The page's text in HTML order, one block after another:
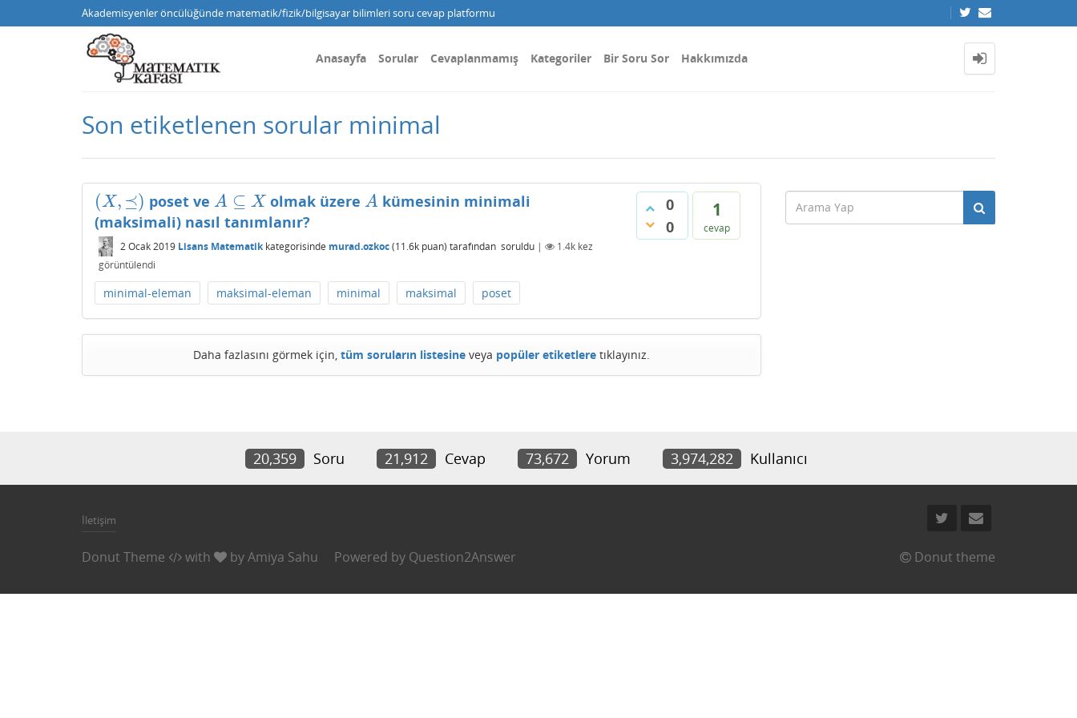
Akademisyenler öncülüğünde matematik/fizik/bilgisayar bilimleri soru cevap platformu
Anasayfa Sorular Cevaplanmamış Kategoriler Bir Soru Sor Hakkımızda
Son etiketlenen sorular minimal
0
0
1
cevap
(X, ⪯)
(X,⪯ poset ve A ⊆ X
A⊆X olmak üzereA
A kümesinin minimali
(maksimali) nasıl tanımlanır?
2 Ocak 2019 Lisans Matematikkategorisinde murad.ozkoc(11.6k puan) tarafından soruldu | 1.4k kez
görüntülendi
minimal-eleman maksimal-eleman minimal maksimal poset
Daha fazlasını görmek için, tüm soruların listesineveya popüler etiketleretıklayınız.
20,359 Soru 21,912 Cevap 73,672 Yorum 3,974,282 Kullanıcı
İletişim
Donut Theme with byAmiya Sahu Powered by Question2Answer Donut theme